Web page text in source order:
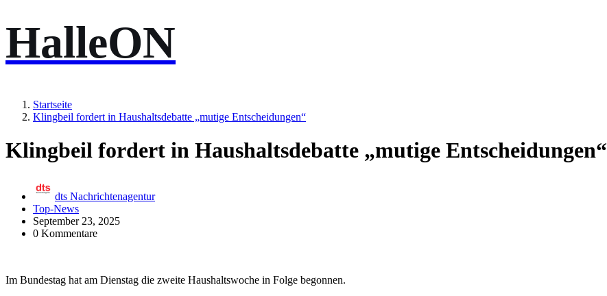
HalleON
Startseite
Klingbeil fordert in Haushaltsdebatte „mutige Entscheidungen“
Klingbeil fordert in Haushaltsdebatte „mutige Entscheidungen“
dts Nachrichtenagentur
Top-News
September 23, 2025
0 Kommentare
Im Bundestag hat am Dienstag die zweite Haushaltswoche in Folge begonnen.